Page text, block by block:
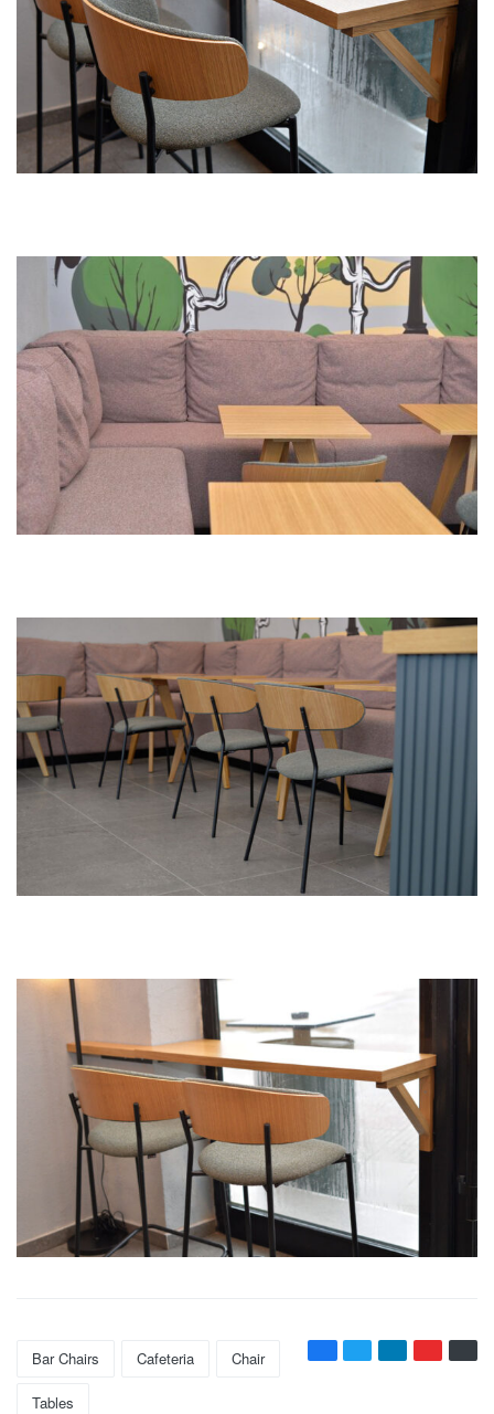
Bar Chairs Cafeteria Chair
Tables